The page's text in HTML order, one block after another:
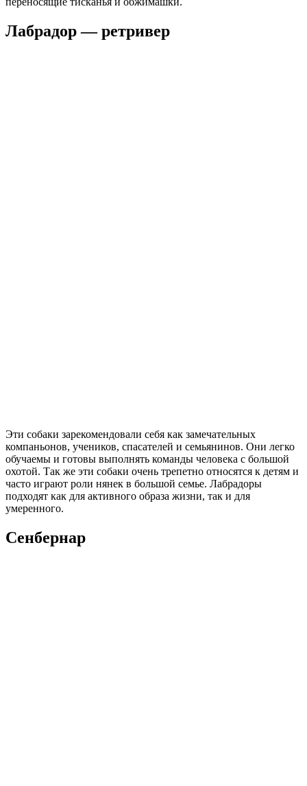
Лабрадор — ретривер
Эти собаки зарекомендовали себя как замечательных
компаньонов, учеников, спасателей и семьянинов. Они легко
обучаемы и готовы выполнять команды человека с большой
охотой. Так же эти собаки очень трепетно относятся к детям и
часто играют роли нянек в большой семье. Лабрадоры
подходят как для активного образа жизни, так и для
умеренного.
Сенбернар